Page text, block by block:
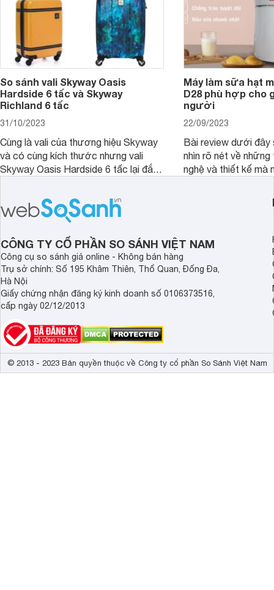
So sánh vali Skyway Oasis
Hardside 6 tấc và Skyway
Richland 6 tấc
31/10/2023
Cùng là vali của thương hiệu Skyway
và có cùng kích thước nhưng vali
Skyway Oasis Hardside 6 tấc lại đắt
triệu đồng.
Máy làm sữa hạt
D28 phù hợp cho
người
22/09/2023
Bài review dưới đây
nhìn rõ nét về những
nghệ và thiết kế mà
thể đưa ra quyết
CÔNG TY CỔ PHẦN SO SÁNH VIỆT NAM
Công cụ so sánh giá online - Không bán hàng
Trụ sở chính: Số 195 Khâm Thiên, Thổ Quan, Đống Đa,
Hà Nội
Giấy chứng nhận đăng ký kinh doanh số 0106373516,
cấp ngày 02/12/2013
© 2013 - 2023 Bản quyền thuộc về Công ty cổ phần So Sánh Việt Nam